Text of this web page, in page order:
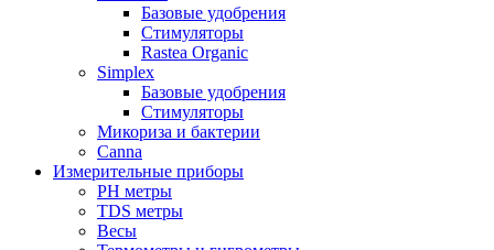
Базовые удобрения
Стимуляторы
Rastea Organic
Simplex
Базовые удобрения
Стимуляторы
Микориза и бактерии
Canna
Измерительные приборы
PH метры
TDS метры
Весы